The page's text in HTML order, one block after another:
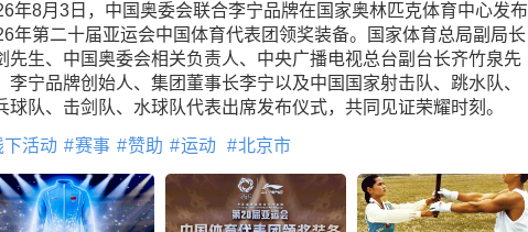
年8月3日，中国奥委会联合李宁品牌在国家奥林匹克体育中心发布
年第二十届亚运会中国体育代表团领奖装备。国家体育总局副局长
先生、中国奥委会相关负责人、中央广播电视总台副台长齐竹泉先
李宁品牌创始人、集团董事长李宁以及中国国家射击队、跳水队、
球队、击剑队、水球队代表出席发布仪式，共同见证荣耀时刻。
下活动 赛事 赞助 运动 北京市